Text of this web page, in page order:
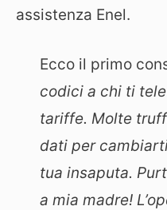
assistenza Enel.
Ecco il primo
codici a chi ti
tariffe. Molte
dati per
tua insaputa.
a mia madre!